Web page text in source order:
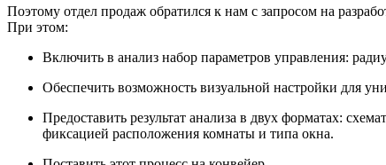
Поэтому отдел продаж обратился к нам с запросом на
При этом:
Включить в анализ набор параметров управления:
Обеспечить возможность визуальной настройки для
Предоставить результат анализа в двух форматах:
фиксацией расположения комнаты и типа окна.